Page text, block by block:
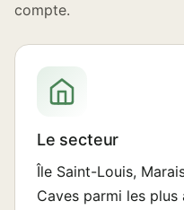
compte.
Le secteur
Île Saint-Louis,
Caves parmi les plus